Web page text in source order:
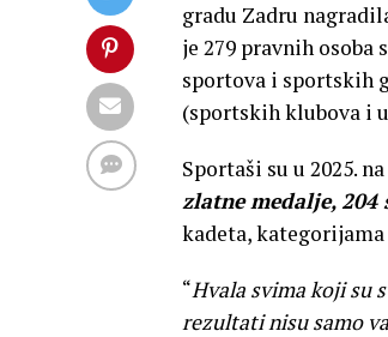
gradu Zadru
je 279 pravnih osoba
sportova i sportskih
(sportskih klubova i
Sportaši su u 2025.
zlatne medalje, 204
kadeta,
“Hvala svima koji su
rezultati nisu samo